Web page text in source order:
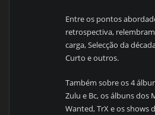
Entre os pontos
retrospectiva,
carga, Selecção da
Curto e outros.
Também sobre os 4
Zulu e Bc, os álbuns dos
Wanted, TrX e os shows